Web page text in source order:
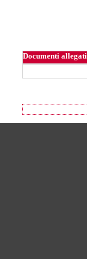
Documenti